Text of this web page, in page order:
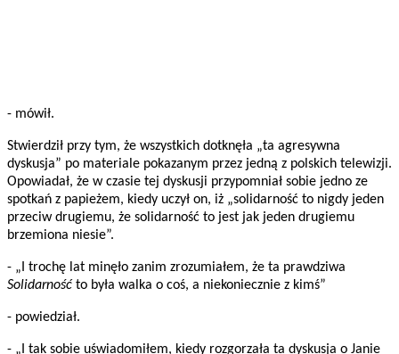
- mówił.
Stwierdził przy tym, że wszystkich dotknęła „ta agresywna
dyskusja” po materiale pokazanym przez jedną z polskich telewizji.
Opowiadał, że w czasie tej dyskusji przypomniał sobie jedno ze
spotkań z papieżem, kiedy uczył on, iż „solidarność to nigdy jeden
przeciw drugiemu, że solidarność to jest jak jeden drugiemu
brzemiona niesie”.
- „I trochę lat minęło zanim zrozumiałem, że ta prawdziwa
Solidarność to była walka o coś, a niekoniecznie z kimś”
- powiedział.
- „I tak sobie uświadomiłem, kiedy rozgorzała ta dyskusja o Janie